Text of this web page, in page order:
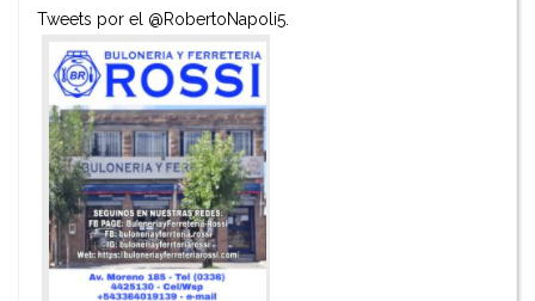
Tweets por el @RobertoNapoli5.